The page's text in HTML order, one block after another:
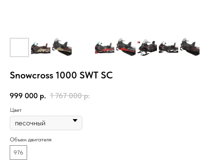
Snowcross 1000 SWT SC
999 000 р. 1 767 000 р.
Цвет
Объем двигателя
976